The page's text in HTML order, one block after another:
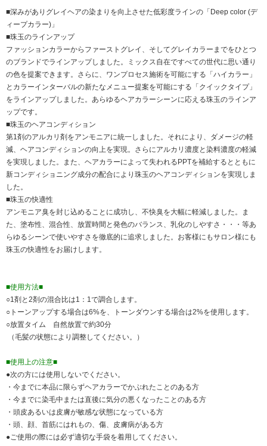
■深みがありグレイヘアの染まりを向上させた低彩度ラインの「Deep color (デ
ィープカラー)」
■珠玉のラインアップ
ファッションカラーからファーストグレイ、そしてグレイカラーまでをひとつ
のブランドでラインアップしました。ミックス自在ですべての世代に思い通り
の色を提案できます。さらに、ワンプロセス施術を可能にする「ハイカラー」
とカラーインターバルの新たなメニュー提案を可能にする「クイックタイプ」
をラインアップしました。あらゆるヘアカラーシーンに応える珠玉のラインア
ップです。
■珠玉のヘアコンディション
第1剤のアルカリ剤をアンモニアに統一しました。それにより、ダメージの軽
減、ヘアコンディションの向上を実現。さらにアルカリ濃度と染料濃度の軽減
を実現しました。また、ヘアカラーによって失われるPPTを補給するとともに
新コンディショニング成分の配合により珠玉のヘアコンディションを実現しま
した。
■珠玉の快適性
アンモニア臭を封じ込めることに成功し、不快臭を大幅に軽減しました。ま
た、塗布性、混合性、放置時間と発色のバランス、乳化のしやすさ・・・等あ
らゆるシーンで使いやすさを徹底的に追求しました。お客様にもサロン様にも
珠玉の快適性をお届けします。
■使用方法■
○1剤と2剤の混合比は1：1で調合します。
○トーンアップする場合は6%を、トーンダウンする場合は2%を使用します。
○放置タイム 自然放置で約30分
（毛髪の状態により調整してください。）
■使用上の注意■
●次の方には使用しないでください。
・今までに本品に限らずヘアカラーでかぶれたことのある方
・今までに染毛中または直後に気分の悪くなったことのある方
・頭皮あるいは皮膚が敏感な状態になっている方
・頭、顔、首筋にはれもの、傷、皮膚病がある方
●ご使用の際には必ず適切な手袋を着用してください。